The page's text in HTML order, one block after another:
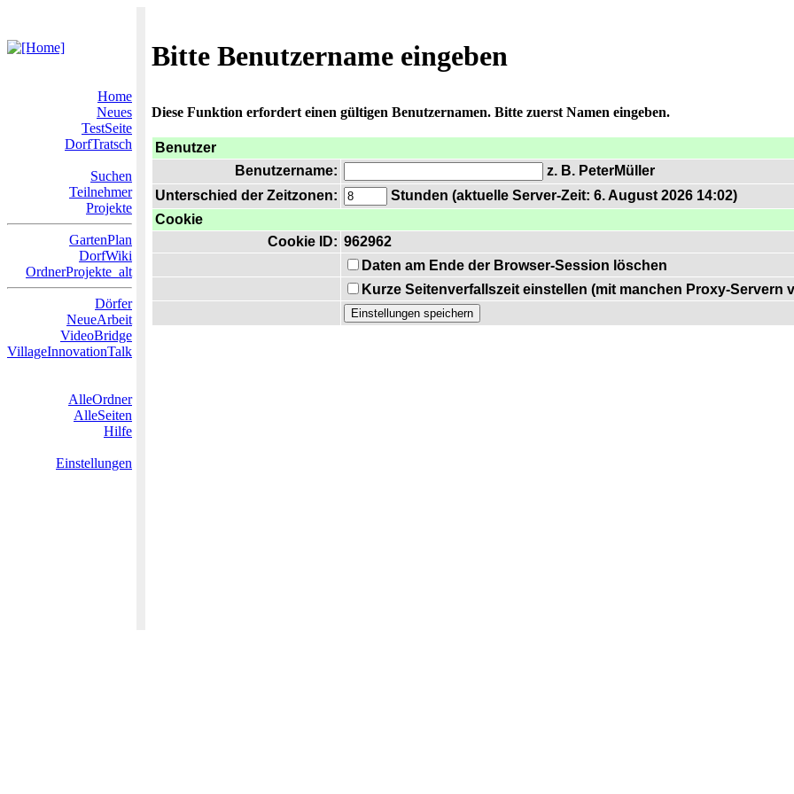
Bitte Benutzername eingeben
Home
Neues
TestSeite
DorfTratsch
Suchen
Teilnehmer
Projekte
GartenPlan
DorfWiki
OrdnerProjekte_alt
Dörfer
NeueArbeit
VideoBridge
VillageInnovationTalk
AlleOrdner
AlleSeiten
Hilfe
Einstellungen
Diese Funktion erfordert einen gültigen Benutzernamen. Bitte zuerst Namen eingeben.
Benutzer
Benutzername:
z. B. PeterMüller
Unterschied der Zeitzonen:
Stunden (aktuelle Server-Zeit: 6. August 2026 14:02)
Cookie
Cookie ID: 962962
Daten am Ende der Browser-Session löschen
Kurze Seitenverfallszeit einstellen (mit manchen Proxy-Servern